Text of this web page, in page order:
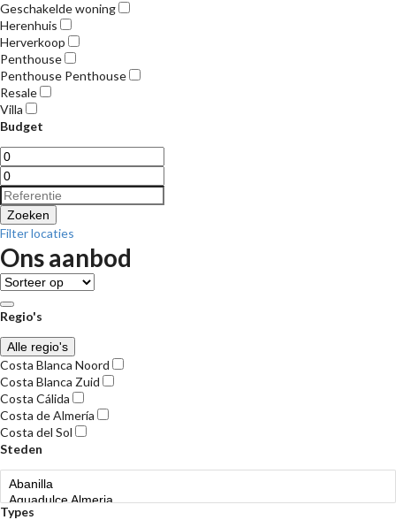
Geschakelde woning
Herenhuis
Herverkoop
Penthouse
Penthouse Penthouse
Resale
Villa
Budget
Zoeken
Filter locaties
Ons aanbod
Regio's
Alle regio's
Costa Blanca Noord
Costa Blanca Zuid
Costa Cálida
Costa de Almería
Costa del Sol
Steden
Types